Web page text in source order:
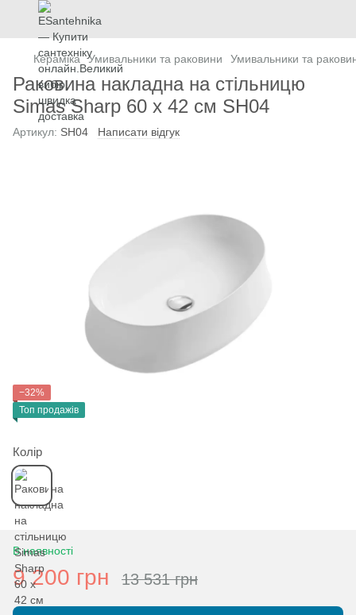
Кераміка Умивальники та раковини Умивальники та
Раковина накладна на стільницю
Simas Sharp 60 х 42 см SH04
Артикул: SH04 Написати відгук
−32%
Топ продажів
Колір
В наявності
9 200 грн 13 531 грн